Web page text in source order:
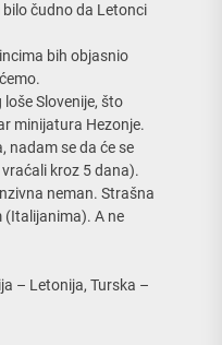
čudno da Letonci
bih objasnio
Slovenije, što
minijatura Hezonje.
nadam se da će se
kroz 5 dana).
neman. Strašna
(Italijanima). A ne
– Letonija, Turska –